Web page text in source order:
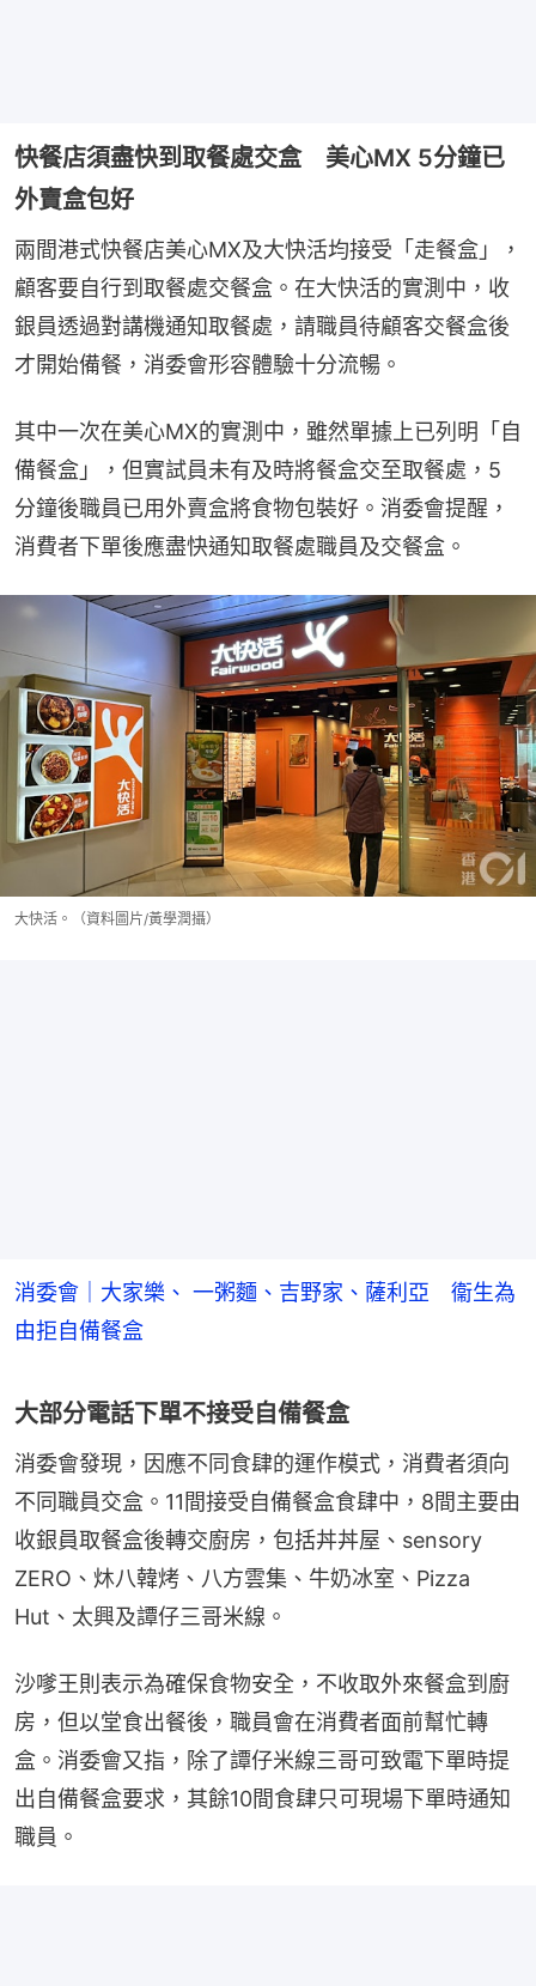
快餐店須盡快到取餐處交盒 美心MX 5分鐘已
外賣盒包好
兩間港式快餐店美心MX及大快活均接受「走餐盒」，
顧客要自行到取餐處交餐盒。在大快活的實測中，收
銀員透過對講機通知取餐處，請職員待顧客交餐盒後
才開始備餐，消委會形容體驗十分流暢。
其中一次在美心MX的實測中，雖然單據上已列明「自
備餐盒」，但實試員未有及時將餐盒交至取餐處，5
分鐘後職員已用外賣盒將食物包裝好。消委會提醒，
消費者下單後應盡快通知取餐處職員及交餐盒。
大快活。（資料圖片/黃學潤攝）
消委會｜大家樂、 一粥麵、吉野家、薩利亞 衞生為
由拒自備餐盒
大部分電話下單不接受自備餐盒
消委會發現，因應不同食肆的運作模式，消費者須向
不同職員交盒。11間接受自備餐盒食肆中，8間主要由
收銀員取餐盒後轉交廚房，包括丼丼屋、sensory
ZERO、炑八韓烤、八方雲集、牛奶冰室、Pizza
Hut、太興及譚仔三哥米線。
沙嗲王則表示為確保食物安全，不收取外來餐盒到廚
房，但以堂食出餐後，職員會在消費者面前幫忙轉
盒。消委會又指，除了譚仔米線三哥可致電下單時提
出自備餐盒要求，其餘10間食肆只可現場下單時通知
職員。